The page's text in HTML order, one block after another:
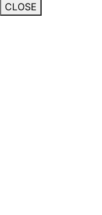
CLOSE